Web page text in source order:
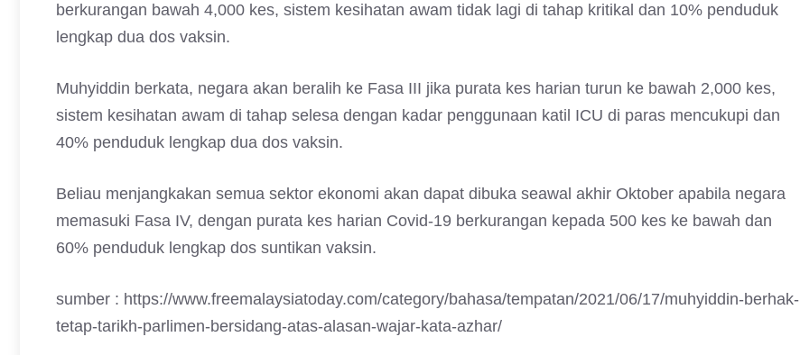
berkurangan bawah 4,000 kes, sistem kesihatan awam tidak lagi di tahap kritikal dan 10% penduduk
lengkap dua dos vaksin.
Muhyiddin berkata, negara akan beralih ke Fasa III jika purata kes harian turun ke bawah 2,000 kes,
sistem kesihatan awam di tahap selesa dengan kadar penggunaan katil ICU di paras mencukupi dan
40% penduduk lengkap dua dos vaksin.
Beliau menjangkakan semua sektor ekonomi akan dapat dibuka seawal akhir Oktober apabila negara
memasuki Fasa IV, dengan purata kes harian Covid-19 berkurangan kepada 500 kes ke bawah dan
60% penduduk lengkap dos suntikan vaksin.
sumber : https://www.freemalaysiatoday.com/category/bahasa/tempatan/2021/06/17/muhyiddin-berhak-
tetap-tarikh-parlimen-bersidang-atas-alasan-wajar-kata-azhar/